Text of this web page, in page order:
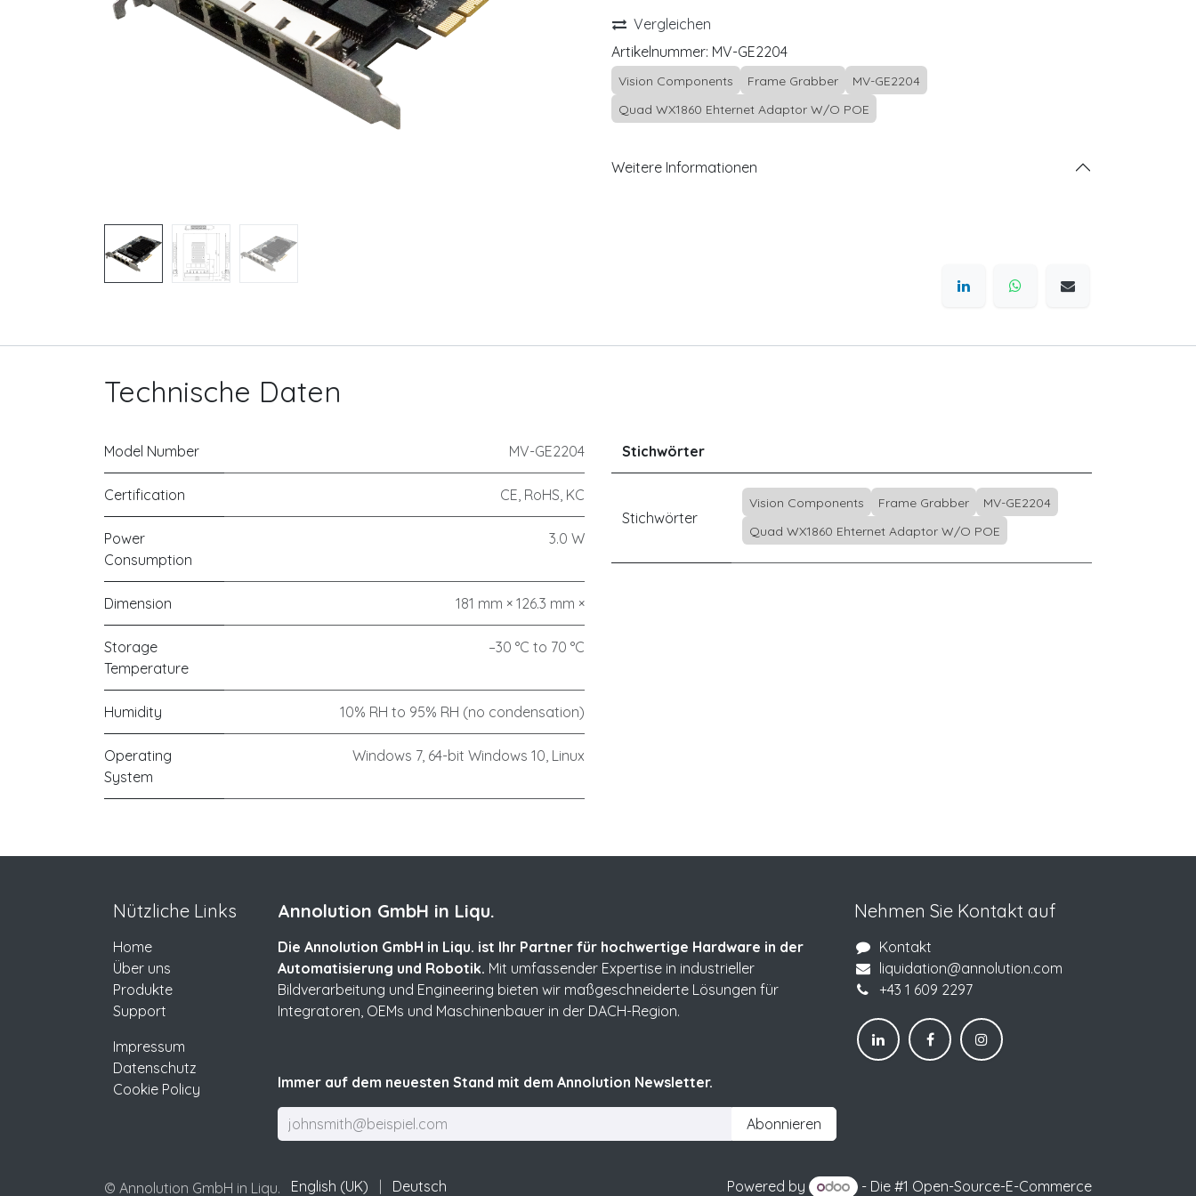
Vergleichen
Artikelnummer: MV-GE2204
Vision Components Frame Grabber
MV-GE2204
Quad WX1860 Ehternet Adaptor W/O POE
Weitere Informationen
Technische Daten
Model Number MV-GE2204
Certification CE, RoHS, KC
Power
Consumption
3.0 W
Dimension 181 mm × 126.3 mm ×
Storage
Temperature
–30 °C to 70 °C
Humidity 10% RH to 95% RH (no condensation)
Operating
System
Windows 7, 64-bit Windows 10, Linux
Stichwörter
Stichwörter
Vision Components Frame Grabber
MV-GE2204
Quad WX1860 Ehternet Adaptor W/O POE
Nützliche Links
Home
Über uns
Produkte
Support
Impressum
Datenschutz
Cookie Policy
Nehmen Sie Kontakt auf
Kontakt
liquidation@annolution.com
+43 1 609 2297
Annolution GmbH in Liqu.
Die Annolution GmbH in Liqu. ist Ihr Partner für hochwertige Hardware in der
Automatisierung und Robotik. Mit umfassender Expertise in industrieller
Bildverarbeitung und Engineering bieten wir maßgeschneiderte Lösungen für
Integratoren, OEMs und Maschinenbauer in der DACH-Region.
Immer auf dem neuesten Stand mit dem Annolution Newsletter.
Abonnieren
© Annolution GmbH in Liqu. English (UK) Deutsch Powered by - Die #1 Open-Source-E-Commerce